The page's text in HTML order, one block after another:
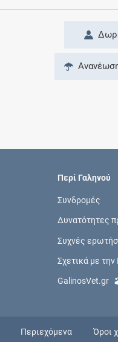
Περί Γαληνού
Συνδρομές
Δυνατότητες
Συχνές
Σχετικά με
GalinosVet.gr
Περιεχόμενα Όροι